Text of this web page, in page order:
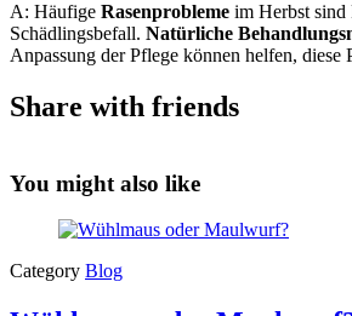
A: Häufige Rasenprobleme im Herbst sind
Schädlingsbefall. Natürliche
Anpassung der Pflege können helfen, diese
Share with friends
You might also like
Category Blog